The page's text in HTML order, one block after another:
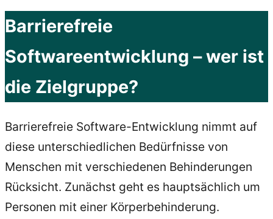
Barrierefreie
Softwareentwicklung – wer ist
die Zielgruppe?
Barrierefreie Software-Entwicklung nimmt auf
diese unterschiedlichen Bedürfnisse von
Menschen mit verschiedenen Behinderungen
Rücksicht. Zunächst geht es hauptsächlich um
Personen mit einer Körperbehinderung.